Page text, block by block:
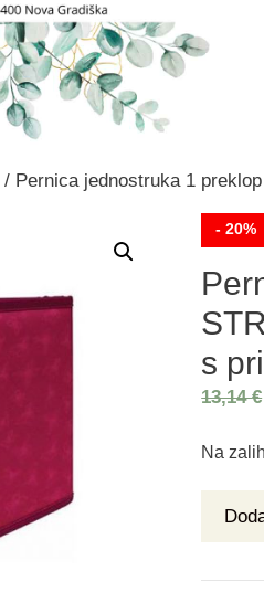
/ Pernica jednostruka 1
- 20%
s
13,14€
Na